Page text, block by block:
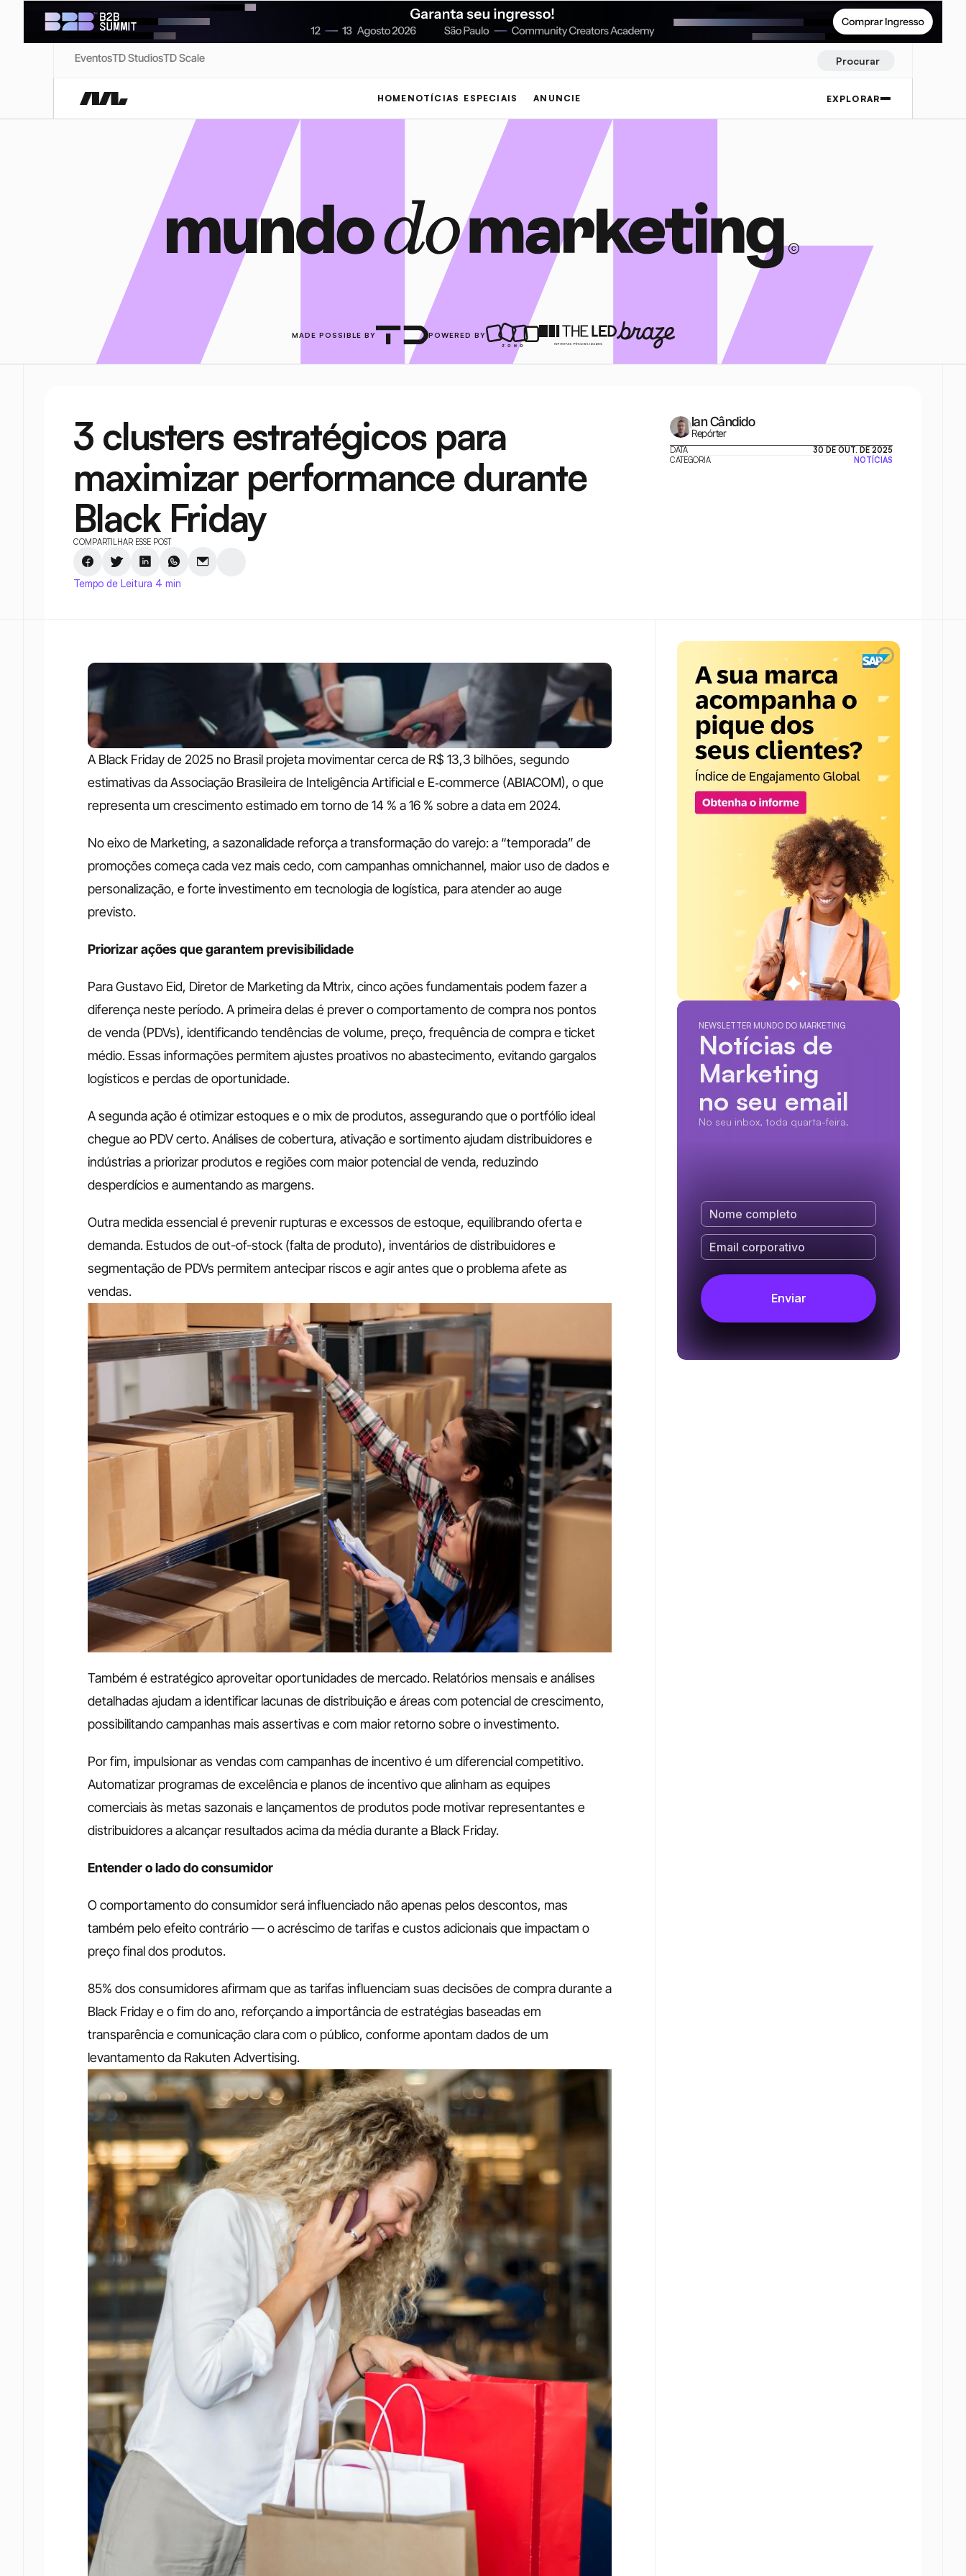
EventosTD StudiosTD Scale Procurar
HOME NOTÍCIAS ESPECIAIS ANUNCIE EXPLORAR
MADE POSSIBLE BY POWERED BY
3 clusters estratégicos para
maximizar performance durante
Black Friday
COMPARTILHAR ESSE POST
Tempo de Leitura 4 min
Ian Cândido
Repórter
DATA
30 DE OUT. DE 2025
CATEGORIA
NOTÍCIAS
A Black Friday de 2025 no Brasil projeta movimentar cerca de R$ 13,3 bilhões, segundo
estimativas da Associação Brasileira de Inteligência Artificial e E‑commerce (ABIACOM), o que
representa um crescimento estimado em torno de 14 % a 16 % sobre a data em 2024.
No eixo de Marketing, a sazonalidade reforça a transformação do varejo: a “temporada” de
promoções começa cada vez mais cedo, com campanhas omnichannel, maior uso de dados e
personalização, e forte investimento em tecnologia de logística, para atender ao auge
previsto.
Priorizar ações que garantem previsibilidade
Para Gustavo Eid, Diretor de Marketing da Mtrix, cinco ações fundamentais podem fazer a
diferença neste período. A primeira delas é prever o comportamento de compra nos pontos
de venda (PDVs), identificando tendências de volume, preço, frequência de compra e ticket
médio. Essas informações permitem ajustes proativos no abastecimento, evitando gargalos
logísticos e perdas de oportunidade.
A segunda ação é otimizar estoques e o mix de produtos, assegurando que o portfólio ideal
chegue ao PDV certo. Análises de cobertura, ativação e sortimento ajudam distribuidores e
indústrias a priorizar produtos e regiões com maior potencial de venda, reduzindo
desperdícios e aumentando as margens.
Outra medida essencial é prevenir rupturas e excessos de estoque, equilibrando oferta e
demanda. Estudos de out-of-stock (falta de produto), inventários de distribuidores e
segmentação de PDVs permitem antecipar riscos e agir antes que o problema afete as
vendas.
Também é estratégico aproveitar oportunidades de mercado. Relatórios mensais e análises
detalhadas ajudam a identificar lacunas de distribuição e áreas com potencial de crescimento,
possibilitando campanhas mais assertivas e com maior retorno sobre o investimento.
Por fim, impulsionar as vendas com campanhas de incentivo é um diferencial competitivo.
Automatizar programas de excelência e planos de incentivo que alinham as equipes
comerciais às metas sazonais e lançamentos de produtos pode motivar representantes e
distribuidores a alcançar resultados acima da média durante a Black Friday.
Entender o lado do consumidor
O comportamento do consumidor será influenciado não apenas pelos descontos, mas
também pelo efeito contrário — o acréscimo de tarifas e custos adicionais que impactam o
preço final dos produtos.
85% dos consumidores afirmam que as tarifas influenciam suas decisões de compra durante a
Black Friday e o fim do ano, reforçando a importância de estratégias baseadas em
transparência e comunicação clara com o público, conforme apontam dados de um
levantamento da Rakuten Advertising.
NEWSLETTER MUNDO DO MARKETING
Notícias de
Marketing
no seu email
No seu inbox, toda quarta-feira.